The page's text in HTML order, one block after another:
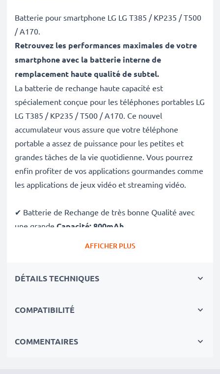
Batterie pour smartphone LG LG T385 / KP235 / T500
/ A170.
Retrouvez les performances maximales de votre
smartphone avec la batterie interne de
remplacement haute qualité de subtel.
La batterie de rechange haute capacité est
spécialement conçue pour les téléphones portables LG
LG T385 / KP235 / T500 / A170. Ce nouvel
accumulateur vous assure que votre téléphone
portable a assez de puissance pour les petites et
grandes tâches de la vie quotidienne. Vous pourrez
enfin profiter de vos applications gourmandes comme
les applications de jeux vidéo et streaming vidéo.
✔ Batterie de Rechange de très bonne Qualité avec
une grande Capacité: 800mAh
Circuits, Surchauffes, Surtensions
contrôlées par des professionels compétants
531A LG
AFFICHER PLUS
DÉTAILS TECHNIQUES
COMPATIBILITÉ
COMMENTAIRES